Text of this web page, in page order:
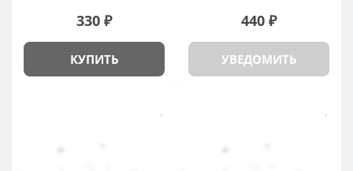
330 ₽
КУПИТЬ
440 ₽
УВЕДОМИТЬ